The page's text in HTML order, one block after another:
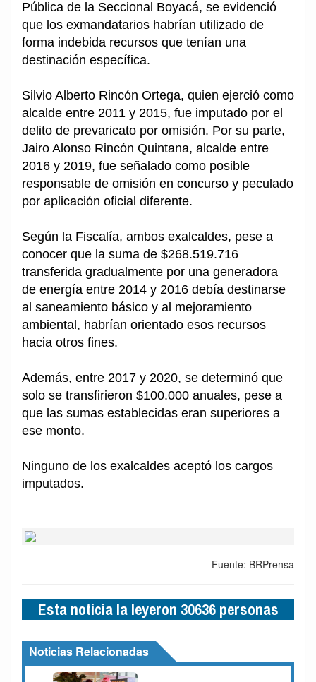
Pública de la Seccional Boyacá, se evidenció
que los exmandatarios habrían utilizado de
forma indebida recursos que tenían una
destinación específica.
Silvio Alberto Rincón Ortega, quien ejerció como
alcalde entre 2011 y 2015, fue imputado por el
delito de prevaricato por omisión. Por su parte,
Jairo Alonso Rincón Quintana, alcalde entre
2016 y 2019, fue señalado como posible
responsable de omisión en concurso y peculado
por aplicación oficial diferente.
Según la Fiscalía, ambos exalcaldes, pese a
conocer que la suma de $268.519.716
transferida gradualmente por una generadora
de energía entre 2014 y 2016 debía destinarse
al saneamiento básico y al mejoramiento
ambiental, habrían orientado esos recursos
hacia otros fines.
Además, entre 2017 y 2020, se determinó que
solo se transfirieron $100.000 anuales, pese a
que las sumas establecidas eran superiores a
ese monto.
Ninguno de los exalcaldes aceptó los cargos
imputados.
Fuente: BRPrensa
Esta noticia la leyeron 30636 personas
Noticias Relacionadas